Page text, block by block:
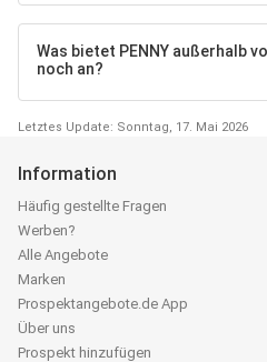
Was bietet PENNY außerhalb
noch an?
Letztes Update: Sonntag, 17. Mai 2026
Information
Häufig gestellte Fragen
Werben?
Alle Angebote
Marken
Prospektangebote.de App
Über uns
Prospekt hinzufügen